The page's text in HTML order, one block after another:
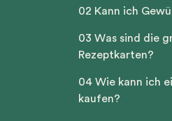
02 Kann ich
03 Was sind die
Rezeptkarten?
04 Wie kann ich
kaufen?